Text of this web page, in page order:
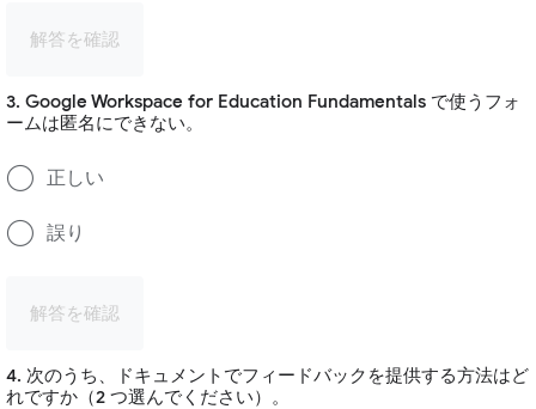
解答を確認
3. Google Workspace for Education Fundamentals で使うフォ
ームは匿名にできない。
正しい
誤り
解答を確認
4. 次のうち、ドキュメントでフィードバックを提供する方法はど
れですか（2 つ選んでください）。